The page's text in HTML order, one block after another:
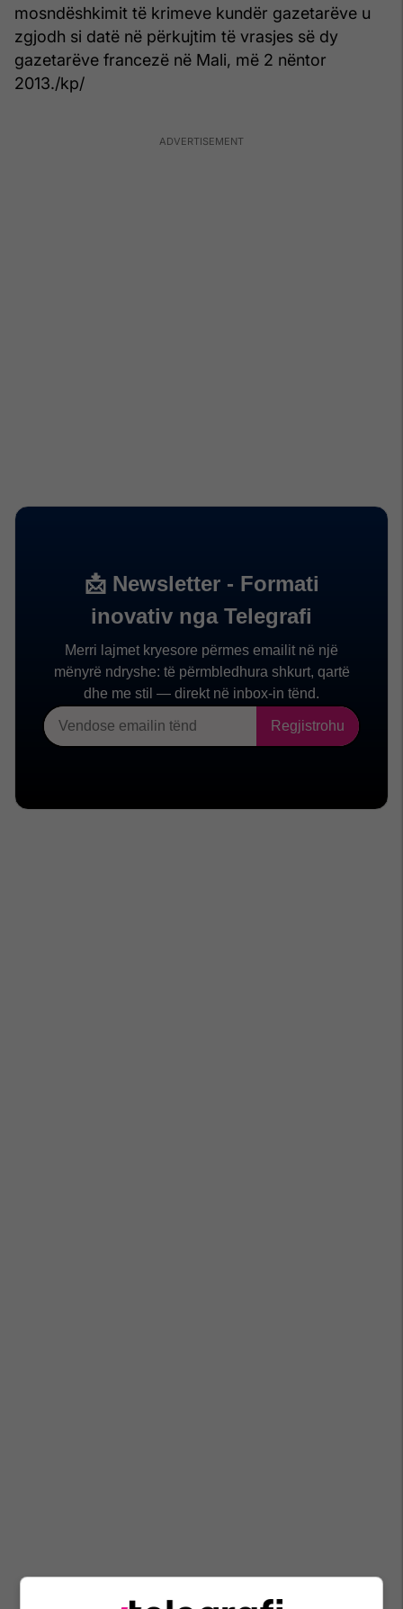
mosndëshkimit të krimeve kundër gazetarëve u
zgjodh si datë në përkujtim të vrasjes së dy
gazetarëve francezë në Mali, më 2 nëntor
2013./kp/